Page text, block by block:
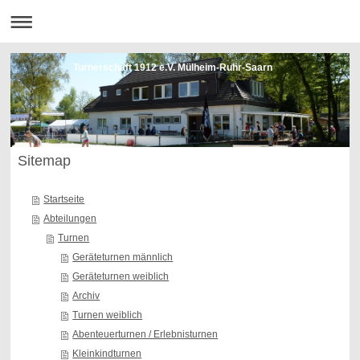
Turnerschaft 1912 e.V. Mülheim-Ruhr-Saarn
Sitemap
Startseite
Abteilungen
Turnen
Geräteturnen männlich
Geräteturnen weiblich
Archiv
Turnen weiblich
Abenteuerturnen / Erlebnisturnen
Kleinkindturnen